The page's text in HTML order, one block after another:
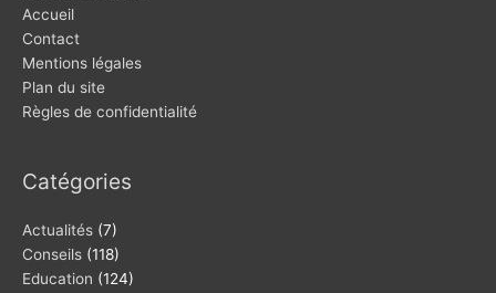
Accueil
Contact
Mentions légales
Plan du site
Règles de confidentialité
Catégories
Actualités (7)
Conseils (118)
Education (124)